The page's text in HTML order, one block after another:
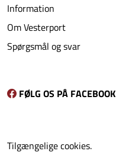
Information
Om Vesterport
Spørgsmål og svar
FØLG OS PÅ FACEBOOK
Tilgængelige cookies.